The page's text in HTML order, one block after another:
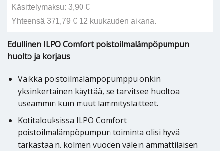
Käsittelymaksu: 3,90 €
Yhteensä 371,79 € 12 kuukauden aikana.
Edullinen ILPO Comfort poistoilmalämpöpumpun
huolto ja korjaus
Vaikka poistoilmalämpöpumppu onkin
yksinkertainen käyttää, se tarvitsee huoltoa
useammin kuin muut lämmityslaitteet.
Kotitalouksissa ILPO Comfort
poistoilmalämpöpumpun toiminta olisi hyvä
tarkastaa n. kolmen vuoden välein ammattilaisen